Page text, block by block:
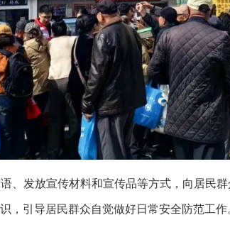
、发放宣传材料和宣传品等方式，向居民
，引导居民群众自觉做好日常安全防范工作